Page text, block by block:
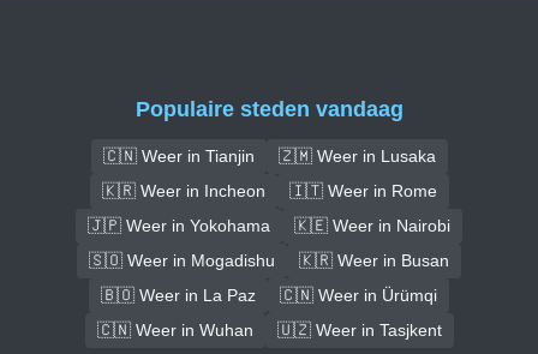
Populaire steden vandaag
🇨🇳 Weer in Tianjin
🇿🇲 Weer in Lusaka
🇰🇷 Weer in Incheon
🇮🇹 Weer in Rome
🇯🇵 Weer in Yokohama
🇰🇪 Weer in Nairobi
🇸🇴 Weer in Mogadishu
🇰🇷 Weer in Busan
🇧🇴 Weer in La Paz
🇨🇳 Weer in Ürümqi
🇨🇳 Weer in Wuhan
🇺🇿 Weer in Tasjkent